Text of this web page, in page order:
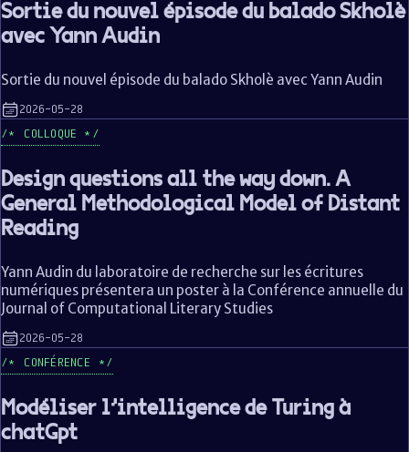
Sortie du nouvel épisode du balado Skholè
avec Yann Audin
Sortie du nouvel épisode du balado Skholè avec Yann Audin
2026-05-28
COLLOQUE
Design questions all the way down. A
General Methodological Model of Distant
Reading
Yann Audin du laboratoire de recherche sur les écritures
numériques présentera un poster à la Conférence annuelle du
Journal of Computational Literary Studies
2026-05-28
CONFÉRENCE
Modéliser l’intelligence de Turing à
chatGpt